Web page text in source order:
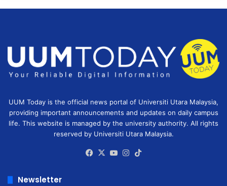
UUM Today is the official news portal of Universiti Utara Malaysia,
providing important announcements and updates on daily campus
life. This website is managed by the university authority. All rights
reserved by Universiti Utara Malaysia.
Facebook
X YouTubeInstagram
Newsletter